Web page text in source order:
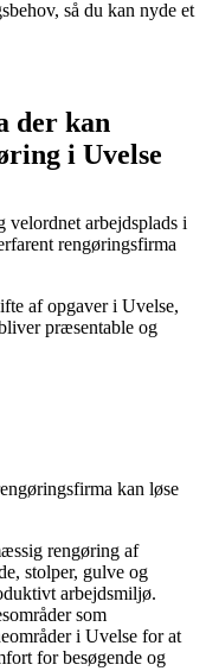
så du kan nyde et
der kan
i Uvelse
velordnet arbejdsplads i
rengøringsfirma
af opgaver i Uvelse,
præsentable og
kan løse
rengøring af
stolper, gulve og
arbejdsmiljø.
som
i Uvelse for at
for besøgende og